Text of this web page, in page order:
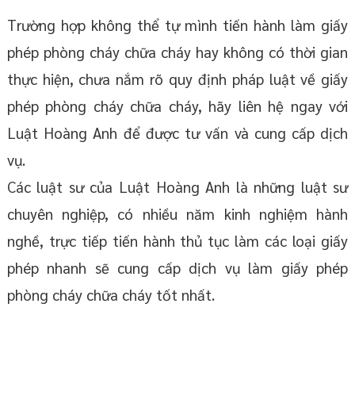
Trường hợp không thể tự mình tiến hành làm giấy
phép phòng cháy chữa cháy hay không có thời gian
thực hiện, chưa nắm rõ quy định pháp luật về giấy
phép phòng cháy chữa cháy, hãy liên hệ ngay với
Luật Hoàng Anh để được tư vấn và cung cấp dịch
vụ.
Các luật sư của Luật Hoàng Anh là những luật sư
chuyên nghiệp, có nhiều năm kinh nghiệm hành
nghề, trực tiếp tiến hành thủ tục làm các loại giấy
phép nhanh sẽ cung cấp dịch vụ làm giấy phép
phòng cháy chữa cháy tốt nhất.